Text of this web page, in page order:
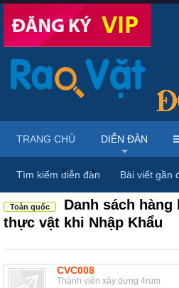
Diễn đàn ... Rao vặt tổng
Toàn quốc
Danh sách
thực vật khi Nhập Khẩu
CVC008
Thành viên xây dựng 4rum
TRANG CHỦ DIỄN ĐÀN
Tìm kiếm diễn đàn Bài viết gần